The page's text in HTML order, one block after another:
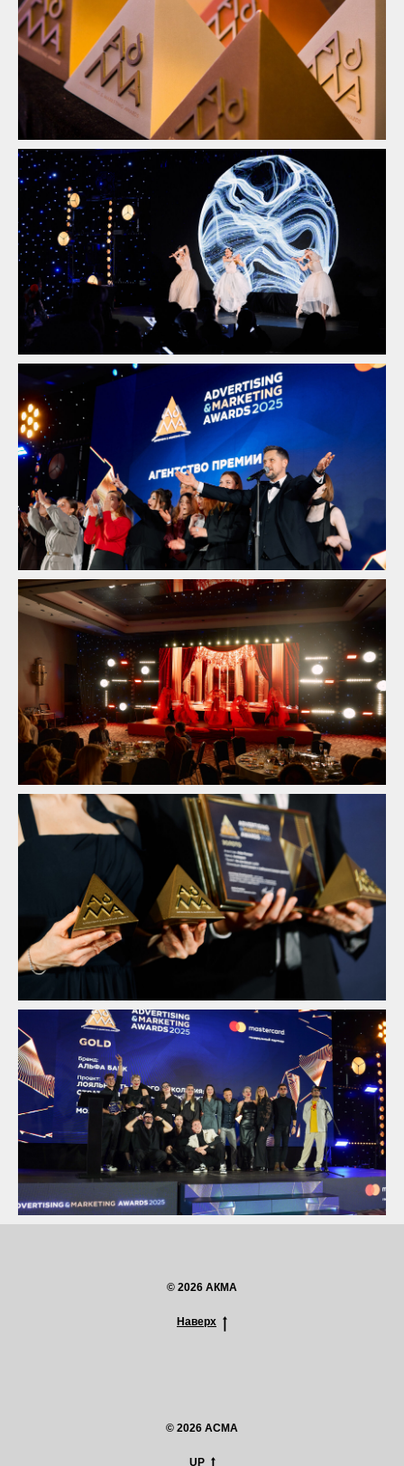
© 2026 АКМА
Наверх
© 2026 ACMA
UP